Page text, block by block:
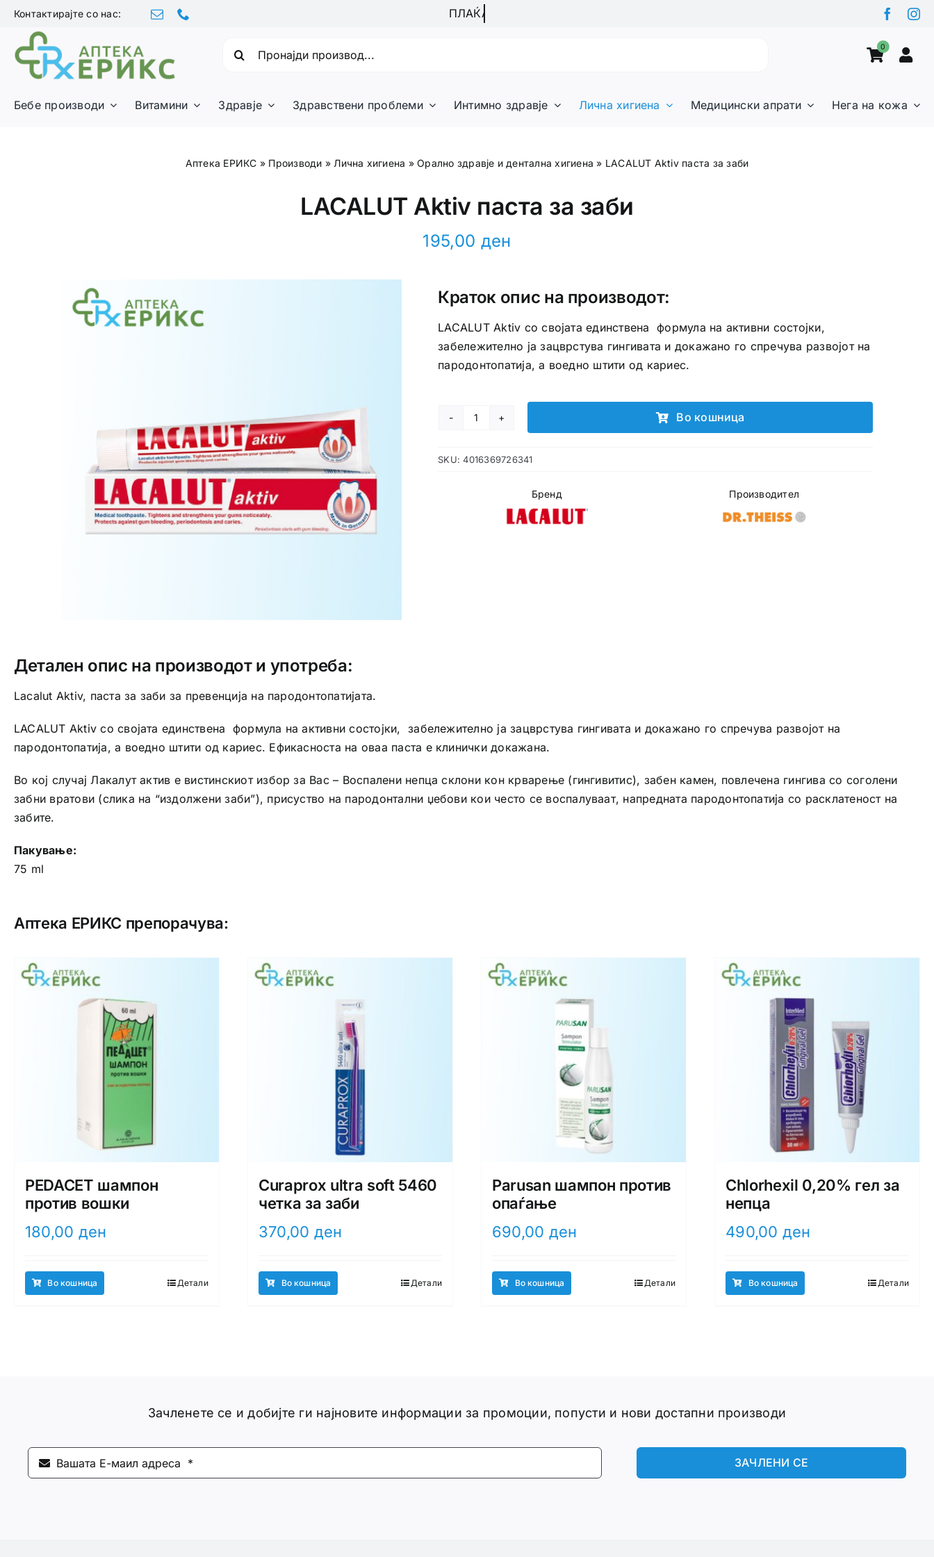
Skip
content
Контактирајте со нас:
0
Бебе производи Витамини Здравје Здравствени проблеми Интимно здравје Лична хигиена Медицински апрати Нега на кожа
Аптека ЕРИКС » Производи » Лична хигиена »Орално здравје и дентална хигиена » LACALUT Aktiv паста за заби
LACALUT Aktiv паста за заби
195,00 ден
Краток опис на производот:
LACALUT Aktiv со својата единствена формула на активни состојки,
забележително ја зацврстува гингивата и докажано го спречува развојот на
пародонтопатија, а воедно штити од кариес.
LACALUT
паста
количина
Во кошница
SKU:4016369726341
Бренд Производител
Детален опис на производот и употреба:
Lacalut Aktiv, паста за заби за превенција на пародонтопатијата.
LACALUT Aktiv со својата единствена формула на активни состојки, забележително ја зацврстува гингивата и докажано го спречува развојот на
пародонтопатија, а воедно штити од кариес. Ефикасноста на оваа паста е клинички докажана.
Во кој случај Лакалут актив е вистинскиот избор за Вас – Воспалени непца склони кон крварење (гингивитис), забен камен, повлечена гингива со соголени
забни вратови (слика на “издолжени заби”), присуство на пародонтални џебови кои често се воспалуваат, напредната пародонтопатија со расклатеност на
забите.
Пакување:
75 ml
Аптека ЕРИКС препорачува:
PEDACET шампон
против вошки
180,00 ден
Во кошница Детали
Curaprox ultra soft 5460
четка за заби
370,00 ден
Во кошница Детали
Parusan шампон против
опаѓање
690,00 ден
Во кошница Детали
Chlorhexil 0,20% гел за
непца
490,00 ден
Во кошница Детали
Зачленете се и добијте ги најновите информации за промоции, попусти и нови достапни производи
ЗАЧЛЕНИ СЕ